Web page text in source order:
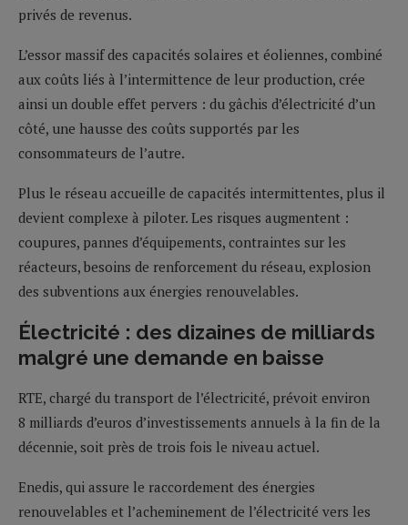
privés de revenus.
L’essor massif des capacités solaires et éoliennes, combiné
aux coûts liés à l’intermittence de leur production, crée
ainsi un double effet pervers : du gâchis d’électricité d’un
côté, une hausse des coûts supportés par les
consommateurs de l’autre.
Plus le réseau accueille de capacités intermittentes, plus il
devient complexe à piloter. Les risques augmentent :
coupures, pannes d’équipements, contraintes sur les
réacteurs, besoins de renforcement du réseau, explosion
des subventions aux énergies renouvelables.
Électricité : des dizaines de milliards
malgré une demande en baisse
RTE, chargé du transport de l’électricité, prévoit environ
8 milliards d’euros d’investissements annuels à la fin de la
décennie, soit près de trois fois le niveau actuel.
Enedis, qui assure le raccordement des énergies
renouvelables et l’acheminement de l’électricité vers les